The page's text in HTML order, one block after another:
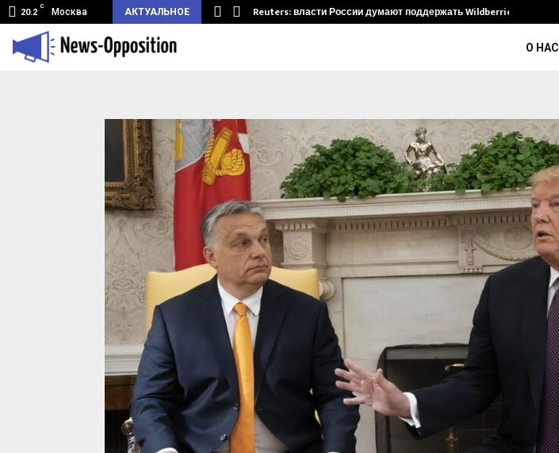
20.2
C
Москва АКТУАЛЬНОЕ
туннель из Беларуси.… Reuters: власти России думают поддержать Wildberries и его…
О НАС